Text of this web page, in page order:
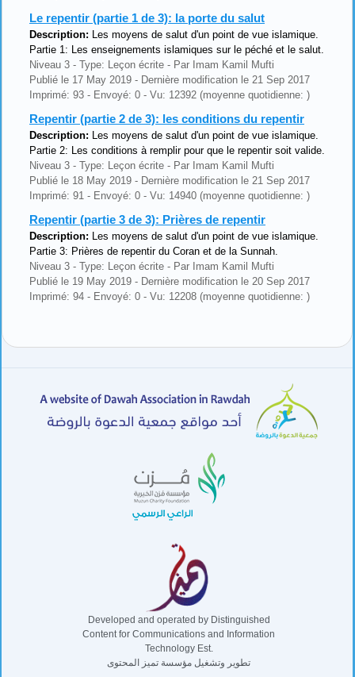
Le repentir (partie 1 de 3): la porte du salut
Description: Les moyens de salut d'un point de vue islamique.
Partie 1: Les enseignements islamiques sur le péché et le salut.
Niveau 3 - Type: Leçon écrite - Par Imam Kamil Mufti
Publié le 17 May 2019 - Dernière modification le 21 Sep 2017
Imprimé: 93 - Envoyé: 0 - Vu: 12392 (moyenne quotidienne: )
Repentir (partie 2 de 3): les conditions du repentir
Description: Les moyens de salut d'un point de vue islamique.
Partie 2: Les conditions à remplir pour que le repentir soit valide.
Niveau 3 - Type: Leçon écrite - Par Imam Kamil Mufti
Publié le 18 May 2019 - Dernière modification le 21 Sep 2017
Imprimé: 91 - Envoyé: 0 - Vu: 14940 (moyenne quotidienne: )
Repentir (partie 3 de 3): Prières de repentir
Description: Les moyens de salut d'un point de vue islamique.
Partie 3: Prières de repentir du Coran et de la Sunnah.
Niveau 3 - Type: Leçon écrite - Par Imam Kamil Mufti
Publié le 19 May 2019 - Dernière modification le 20 Sep 2017
Imprimé: 94 - Envoyé: 0 - Vu: 12208 (moyenne quotidienne: )
Developed and operated by Distinguished
Content for Communications and Information
Technology Est.
تطوير وتشغيل مؤسسة تميز المحتوى